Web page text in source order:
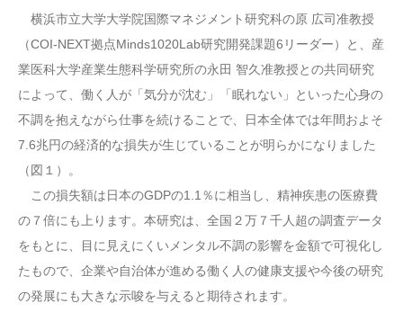
横浜市立大学大学院国際マネジメント研究科の原 広司准教授
（COI-NEXT拠点Minds1020Lab研究開発課題6リーダー）と、産
業医科大学産業生態科学研究所の永田 智久准教授との共同研究
によって、働く人が「気分が沈む」「眠れない」といった心身の
不調を抱えながら仕事を続けることで、日本全体では年間およそ
7.6兆円の経済的な損失が生じていることが明らかになりました
（図１）。
この損失額は日本のGDPの1.1％に相当し、精神疾患の医療費
の７倍にも上ります。本研究は、全国２万７千人超の調査データ
をもとに、目に見えにくいメンタル不調の影響を金額で可視化し
たもので、企業や自治体が進める働く人の健康支援や今後の研究
の発展にも大きな示唆を与えると期待されます。